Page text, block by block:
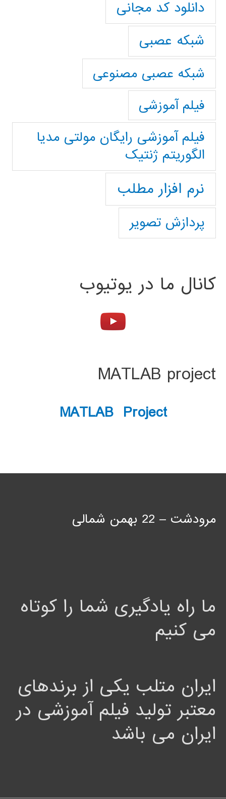
دانلود کد مجانی
شبکه عصبی
شبکه عصبی مصنوعی
فیلم آموزشی
فیلم آموزشی رایگان مولتی مدیا
الگوریتم ژنتیک
نرم افزار مطلب
پردازش تصویر
کانال ما در یوتیوب
MATLAB project
MATLAB Project
مرودشت – 22 بهمن شمالی
ما راه یادگیری شما را کوتاه
می کنیم
ایران متلب یکی از برندهای
معتبر تولید فیلم آموزشی در
ایران می باشد